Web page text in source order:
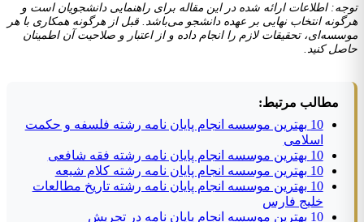
توجه: اطلاعات ارائه شده در این مقاله برای راهنمایی دانشجویان است و
هرگونه انتخاب نهایی بر عهده دانشجو می‌باشد. قبل از هرگونه همکاری با هر
موسسه‌ای، تحقیقات لازم را انجام داده و از اعتبار و صلاحیت آن اطمینان
حاصل کنید.
مطالب مرتبط:
10 بهترین موسسه انجام پایان نامه رشته فلسفه و حکمت
اسلامی
10 بهترین موسسه انجام پایان نامه رشته فقه شافعی
10 بهترین موسسه انجام پایان نامه رشته کلام شیعه
10 بهترین موسسه انجام پایان نامه رشته تاریخ مطالعات
خلیج فارس
10 بهترین موسسه انجام پایان نامه در تجریش